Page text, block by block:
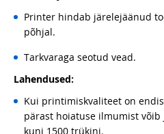
Printer hindab järelejäänud
põhjal.
Tarkvaraga seotud vead.
Lahendused:
Kui printimiskvaliteet on
pärast hoiatuse ilmumist
kuni 1500 trükini.